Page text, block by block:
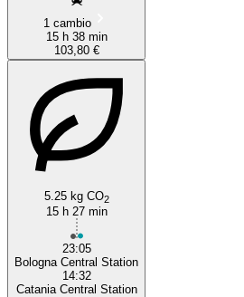
1 cambio
15 h 38 min
103,80 €
5.25 kg CO2
15 h 27 min
23:05
Bologna Central Station
14:32
Catania Central Station